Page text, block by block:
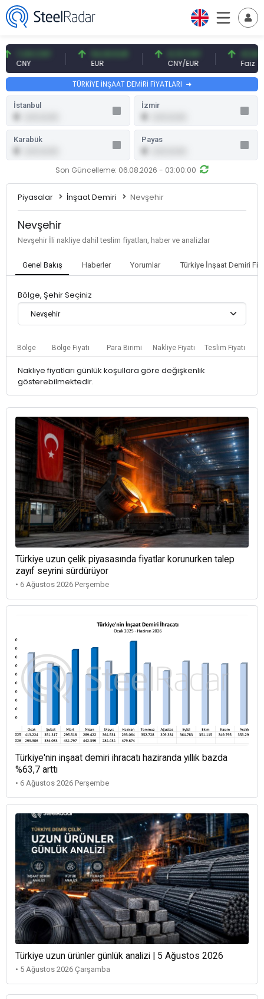
7,09 CNY
CNY
54,93 EUR 0,13 CNY
CNY/EUR
41,54 TRY
Faiz
TÜRKİYE İNŞAAT DEMİRİ FİYATLARI
Son Güncelleme: 06.08.2026 - 03:00:00
İstanbul İzmir
Karabük Payas
Piyasalar İnşaat Demiri Nevşehir
Nevşehir
Nevşehir İli nakliye dahil teslim fiyatları, haber ve analizlar
Genel Bakış Haberler Yorumlar Türkiye İnşaat Demiri
Bölge, Şehir Seçiniz
Nevşehir
Bölge Bölge Fiyatı Para Birimi Nakliye Fiyatı Teslim Fiyatı
Nakliye fiyatları günlük koşullara göre değişkenlik
gösterebilmektedir.
Türkiye uzun çelik piyasasında fiyatlar korunurken talep
zayıf seyrini sürdürüyor
• 6 Ağustos 2026 Perşembe
Türkiye'nin inşaat demiri ihracatı haziranda yıllık bazda
%63,7 arttı
• 6 Ağustos 2026 Perşembe
Türkiye uzun ürünler günlük analizi | 5 Ağustos 2026
• 5 Ağustos 2026 Çarşamba